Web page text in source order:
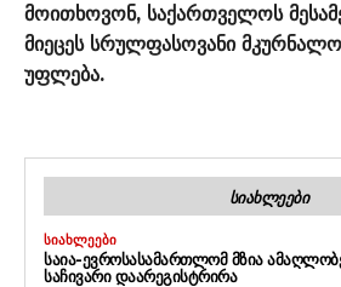
მოითხოვონ, საქართველოს
მიეცეს სრულფასოვანი
უფლება.
ᲡᲘᲐᲮᲚᲔᲔᲑᲘ
ᲡᲘᲐᲮᲚᲔᲔᲑᲘ
ᲡᲐᲘᲐ-ᲔᲕᲠᲝᲡᲐᲡᲐᲛᲐᲠᲗᲚᲝᲛ ᲛᲖᲘᲐ
ᲡᲐᲩᲘᲕᲐᲠᲘ ᲓᲐᲐᲠᲔᲒᲘᲡᲢᲠᲘᲠᲐ